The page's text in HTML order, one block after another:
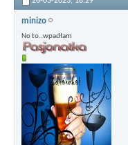
minizo
No to..wpadłam